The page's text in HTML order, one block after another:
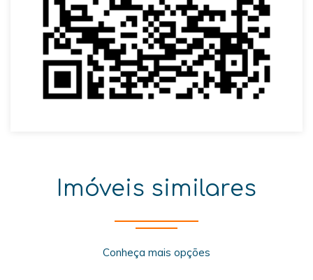
Imóveis similares
Conheça mais opções